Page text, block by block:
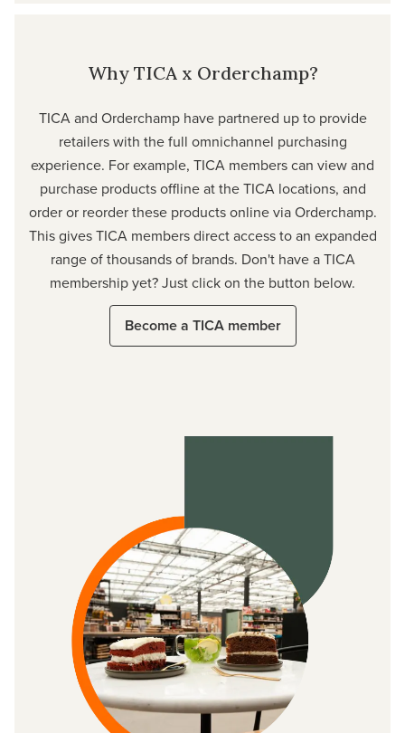
Why TICA x Orderchamp?
TICA and Orderchamp have partnered up to provide
retailers with the full omnichannel purchasing
experience. For example, TICA members can view and
purchase products offline at the TICA locations, and
order or reorder these products online via Orderchamp.
This gives TICA members direct access to an expanded
range of thousands of brands. Don't have a TICA
membership yet? Just click on the button below.
Become a TICA member